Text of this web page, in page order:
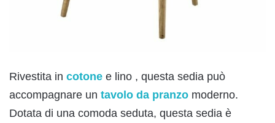
Rivestita in cotone e lino , questa sedia può
accompagnare un tavolo da pranzo moderno.
Dotata di una comoda seduta, questa sedia è